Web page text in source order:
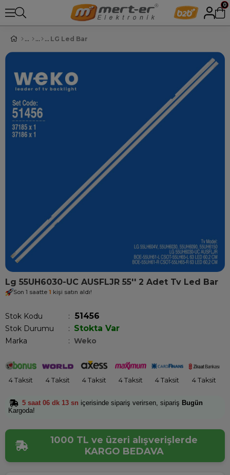
0
LG Led Bar
Lg 55UH6030-UC AUSFLJR 55'' 2 Adet Tv Led Bar
Son 1 saatte 1 kişi satın aldı!
Stok Kodu 51456
Stok Durumu : Stokta Var
Marka : Weko
4 Taksit 4 Taksit 4 Taksit 4 Taksit 4 Taksit 4 Taksit
5 saat 06 dk 13 sn içerisinde sipariş verirsen, sipariş Bugün
Kargoda!
1000 TL ve üzeri alışverişlerde
KARGO BEDAVA